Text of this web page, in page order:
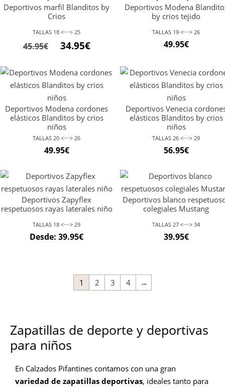
Deportivos marfil Blanditos by
Crios
TALLAS 18 <····> 25
45.95€ 34.95€
Deportivos Modena
by crios tejido
TALLAS 19 <····> 26
49.95€
Deportivos Modena cordones
elásticos Blanditos by crios
niños
TALLAS 20 <····> 26
49.95€
Deportivos Venecia
elásticos Blanditos by crios
niños
TALLAS 26 <····> 29
56.95€
Deportivos Zapyflex
respetuosos rayas laterales niño
TALLAS 18 <····> 29
Desde: 39.95€
Deportivos blanco
colegiales Mustang
TALLAS 27 <····> 34
39.95€
1 2 3 4 →
Zapatillas de deporte y deportivas
para niños
En Calzados Pifantines contamos con una gran
variedad de zapatillas deportivas, ideales tanto para